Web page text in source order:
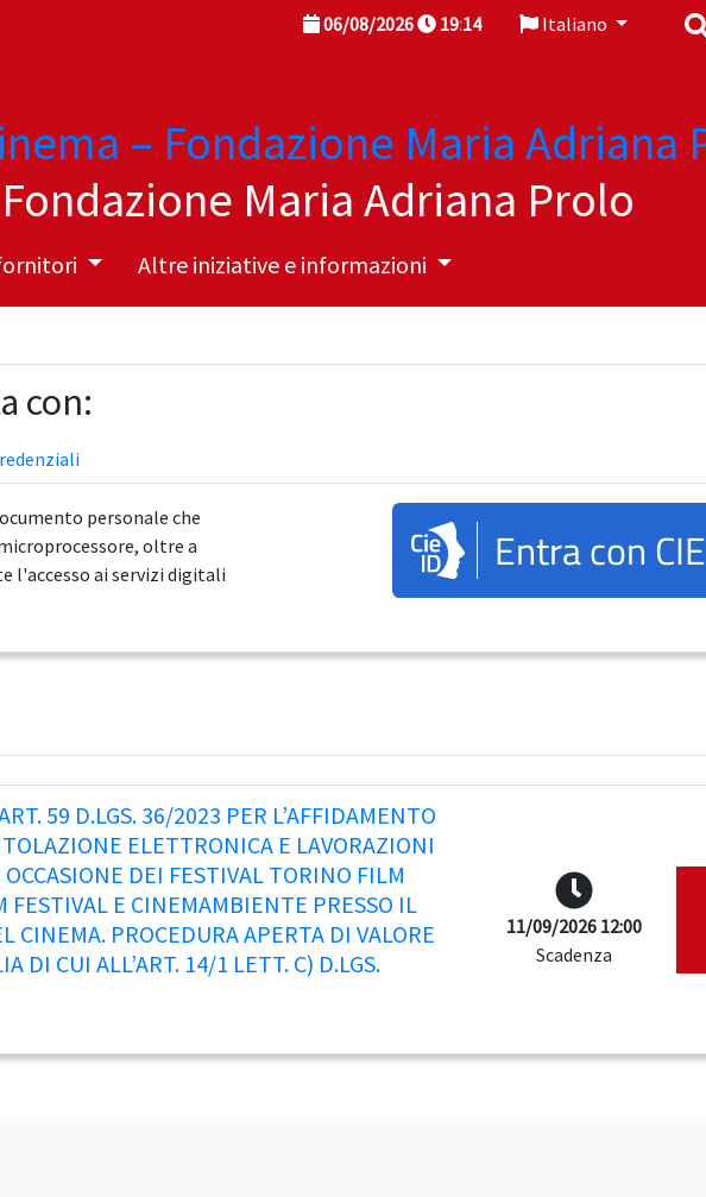
Italiano
06/08/2026 19:14
Maria Adriana Prolo
Altre iniziative e informazioni
con:
personale che
oltre a
l'accesso ai servizi digitali
Entra con CIE
59 D.LGS. 36/2023 PER L’AFFIDAMENTO
ELETTRONICA E LAVORAZIONI
DEI FESTIVAL TORINO FILM
FESTIVAL E CINEMAMBIENTE PRESSO IL
CINEMA. PROCEDURA APERTA DI VALORE
DI CUI ALL’ART. 14/1 LETT. C) D.LGS.
11/09/2026 12:00
Scadenza